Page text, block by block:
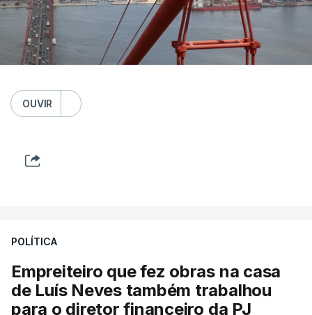
OUVIR
POLÍTICA
Empreiteiro que fez obras na casa
de Luís Neves também trabalhou
para o diretor financeiro da PJ